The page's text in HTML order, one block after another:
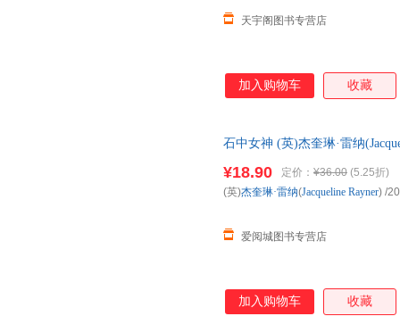
天宇阁图书专营店
加入购物车 收藏
石中女神 (英)杰奎琳·雷纳
¥18.90 定价： ¥36.00 (5.25折)
爱阅城图书专营店
(英)杰奎琳·雷纳(Jacqueline Rayner) /
加入购物车 收藏